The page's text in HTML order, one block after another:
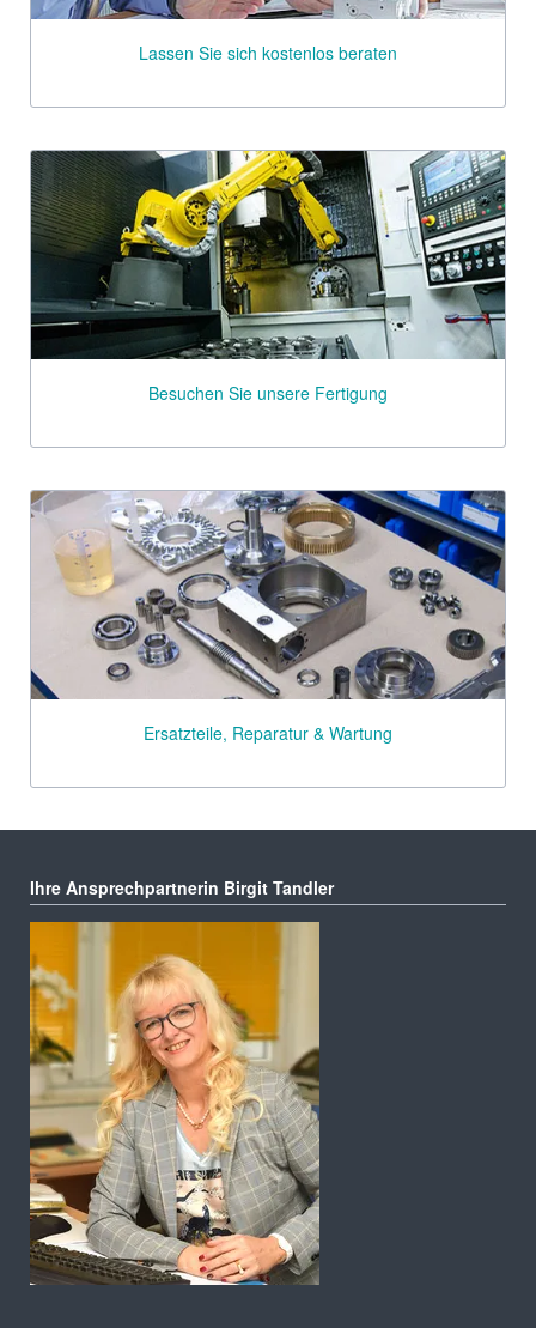
Lassen Sie sich kostenlos beraten
Besuchen Sie unsere Fertigung
Ersatzteile, Reparatur & Wartung
Ihre Ansprechpartnerin Birgit Tandler